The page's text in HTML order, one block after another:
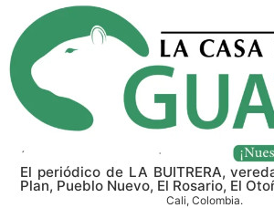
El periódico de LA BUITRERA,
Plan, Pueblo Nuevo, El Rosario, El
Cali, Colombia.